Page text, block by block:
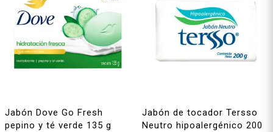
Jabón Dove Go Fresh
pepino y té verde 135 g
Jabón de tocador Tersso
Neutro hipoalergénico 200